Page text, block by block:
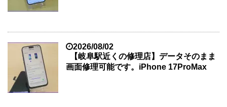
2026/08/02
【岐阜駅近くの修理店】データそのまま
画面修理可能です。iPhone 17ProMax